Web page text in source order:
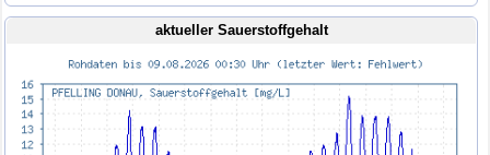
aktueller Sauerstoffgehalt